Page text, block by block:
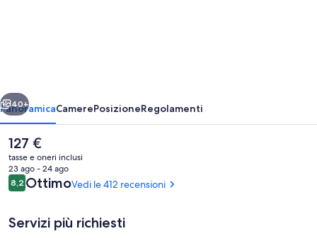
Avanti
40+
PanoramicaCamerePosizioneRegolamenti
Il
prezzo
attuale
è
127 €
127 €
tasse e oneri inclusi
23 ago - 24 ago
Recensioni
8,28,2 su 10
OttimoVedi le 412 recensioni
Servizi più richiesti